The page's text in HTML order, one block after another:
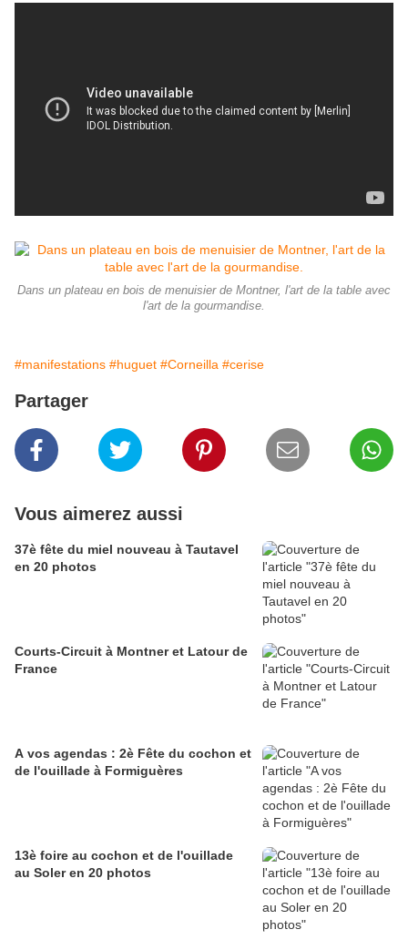
Dans un plateau en bois de menuisier de Montner, l'art de la table avec
l'art de la gourmandise.
#manifestations #huguet #Corneilla #cerise
Partager
Vous aimerez aussi
37è fête du miel nouveau à Tautavel
en 20 photos
Courts-Circuit à Montner et Latour de
France
A vos agendas : 2è Fête du cochon et
de l'ouillade à Formiguères
13è foire au cochon et de l'ouillade
au Soler en 20 photos